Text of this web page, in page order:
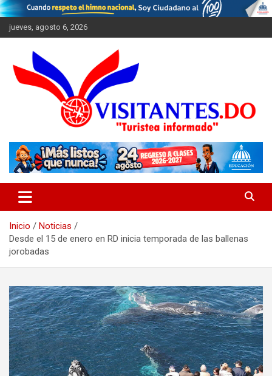
Saltar
al
contenido
jueves, agosto 6, 2026
Visitantes
Inicio
Noticias
Desde el 15 de enero en RD inicia temporada de las ballenas
jorobadas